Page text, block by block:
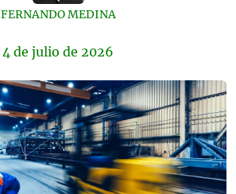
FERNANDO MEDINA
4 de julio de 2026